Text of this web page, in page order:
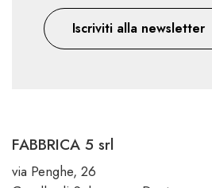
Iscriviti alla newsletter
FABBRICA 5 srl
via Penghe, 26